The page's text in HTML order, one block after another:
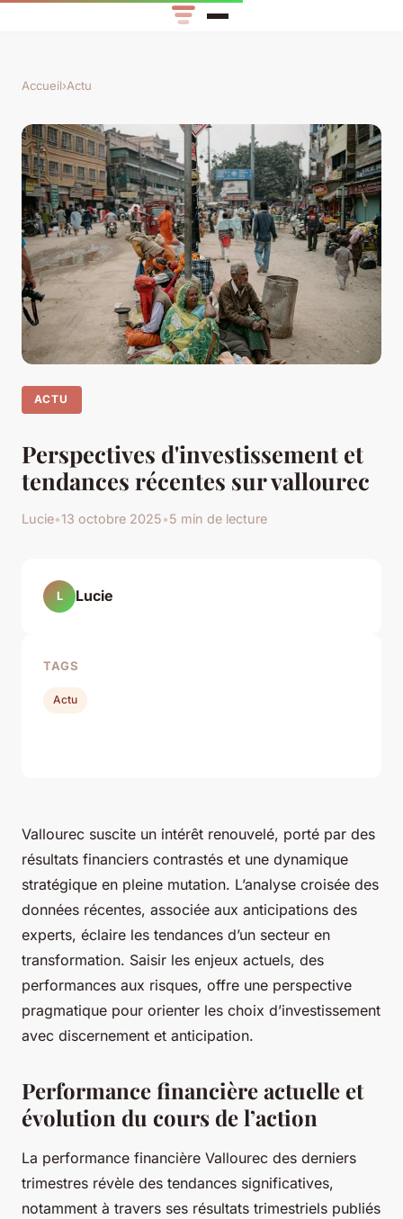
Accueil›Actu
ACTU
Perspectives d'investissement et
tendances récentes sur vallourec
Lucie•13 octobre 2025•5 min de lecture
Vallourec suscite un intérêt renouvelé, porté par des
résultats financiers contrastés et une dynamique
stratégique en pleine mutation. L’analyse croisée des
données récentes, associée aux anticipations des
experts, éclaire les tendances d’un secteur en
transformation. Saisir les enjeux actuels, des
performances aux risques, offre une perspective
pragmatique pour orienter les choix d’investissement
avec discernement et anticipation.
Performance financière actuelle et
évolution du cours de l’action
La performance financière Vallourec des derniers
trimestres révèle des tendances significatives,
notamment à travers ses résultats trimestriels publiés
L Lucie
TAGS
Actu